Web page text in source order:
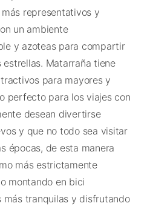
representativos y
un ambiente
y azoteas para compartir
estrellas. Matarraña tiene
para mayores y
perfecto para los viajes con
desean divertirse
y que no todo sea visitar
épocas, de esta manera
más estrictamente
montando en bici
más tranquilas y disfrutando